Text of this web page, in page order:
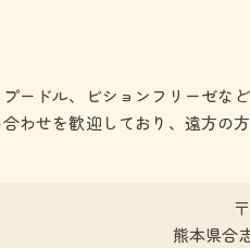
ードル、ビションフリーゼな
わせを歓迎しており、遠方の
熊本県合